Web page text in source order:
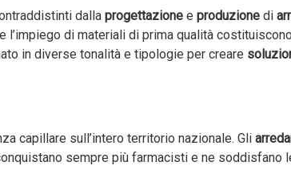
dalla progettazione e produzione di
l’impiego di materiali di prima qualità
in diverse tonalità e tipologie per creare
capillare sull’intero territorio nazionale. Gli
sempre più farmacisti e ne soddisfano